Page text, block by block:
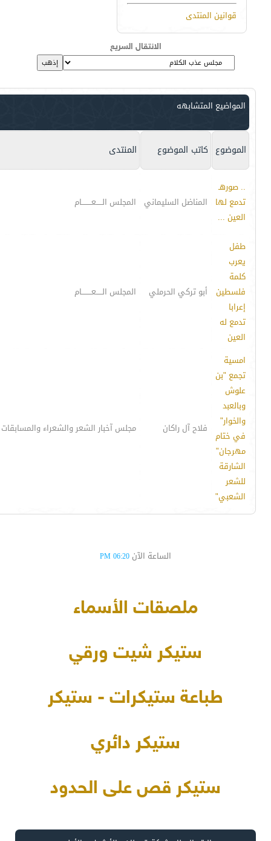
قوانين المنتدى
الانتقال السريع
المواضيع المتشابهه
الموضوع كاتب الموضوع المنتدى
.. صورهـ
تدمع لها
العين ...
المناضل السليماني المجلس الـــــعــــــــام
طفل
يعرب
كلمة
فلسطين
إعرابا
تدمع له
العين
أبو تركي الحرملي المجلس الـــــعــــــــام
امسية
تجمع "بن
علوش
وبالعبد
والخوار"
في ختام
مهرجان"
الشارقة
للشعر
الشعبي"
فلاح آل راكان مجلس آخبار الشعر والشعراء
الساعة الآن 06:20 PM
ملصقات الأسماء
ستيكر شيت ورقي
طباعة ستيكرات - ستيكر
ستيكر دائري
ستيكر قص على الحدود